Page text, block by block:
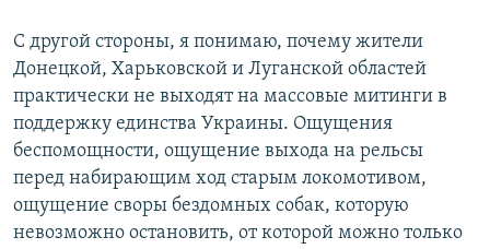
С другой стороны, я понимаю, почему жители
Донецкой, Харьковской и Луганской областей
практически не выходят на массовые митинги в
поддержку единства Украины. Ощущения
беспомощности, ощущение выхода на рельсы
перед набирающим ход старым локомотивом,
ощущение своры бездомных собак, которую
невозможно остановить, от которой можно только